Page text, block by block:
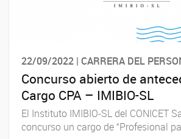
22/09/2022 | CARRERA DEL
Concurso abierto de
Cargo CPA – IMIBIO-SL
El Instituto IMIBIO-SL del CONICET
concurso un cargo de “Profesional